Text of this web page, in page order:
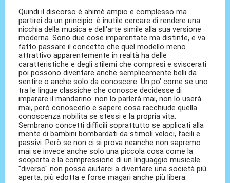
Quindi il discorso è ahimè ampio e complesso ma
partirei da un principio: è inutile cercare di rendere una
nicchia della musica e dell'arte simile alla sua versione
moderna. Sono due cose imparentate ma distinte, e va
fatto passare il concetto che quel modello meno
attrattivo apparentemente in realtà ha delle
caratteristiche e degli stilemi che compresi e sviscerati
poi possono diventare anche semplicemente belli da
sentire o anche solo da conoscere. Un po' come se uno
tra le lingue classiche che conosce decidesse di
imparare il mandarino: non lo parlerà mai, non lo userà
mai, però conoscerlo e sapere cosa racchiude quella
conoscenza nobilita se stessi e la propria vita.
Sembrano concetti difficili soprattutto se applicati alla
mente di bambini bombardati da stimoli veloci, facili e
passivi. Però se non ci si prova neanche non sapremo
mai se invece anche solo una piccola cosa come la
scoperta e la compressione di un linguaggio musicale
"diverso" non possa aiutarci a diventare una società più
aperta, più edotta e forse magari anche più libera.